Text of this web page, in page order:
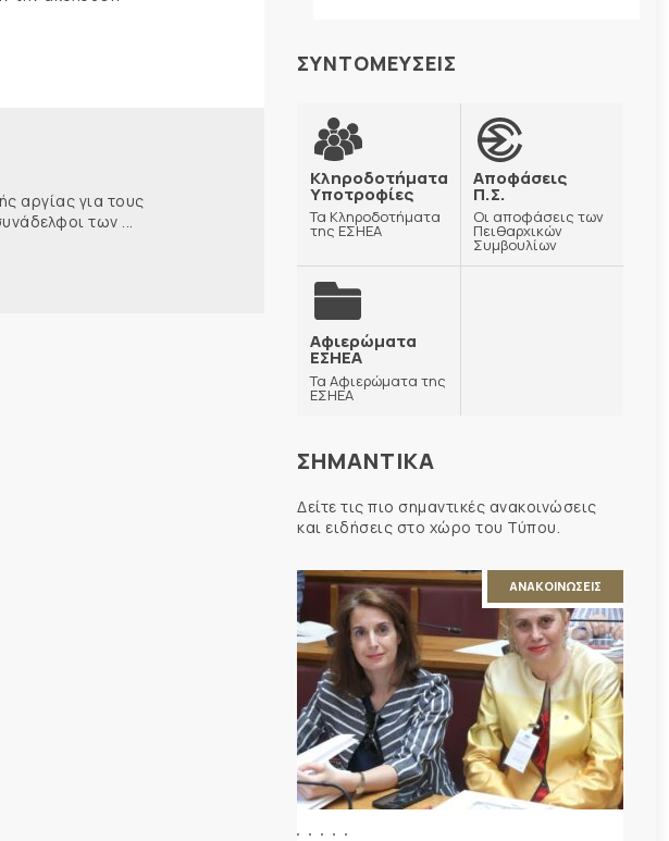
αργίας για τους
των ...
ΣΥΝΤΟΜΕΥΣΕΙΣ
Κληροδοτήματα
Υποτροφίες
Τα Κληροδοτήματα
της ΕΣΗΕΑ
Αποφάσεις
Π.Σ.
Οι αποφάσεις των
Πειθαρχικών
Συμβουλίων
Αφιερώματα
ΕΣΗΕΑ
Τα Αφιερώματα της
ΕΣΗΕΑ
ΣΗΜΑΝΤΙΚΑ
Δείτε τις πιο σημαντικές ανακοινώσεις
και ειδήσεις στο χώρο του Τύπου.
ΑΝΑΚΟΙΝΩΣΕΙΣ